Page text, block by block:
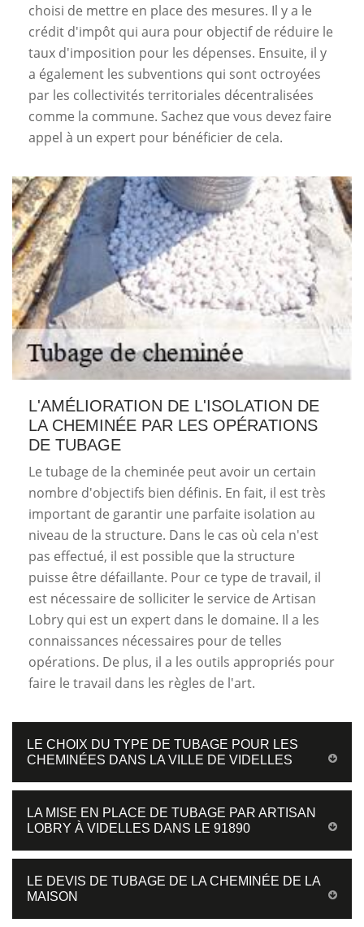
choisi de mettre en place des mesures. Il y a le
crédit d'impôt qui aura pour objectif de réduire le
taux d'imposition pour les dépenses. Ensuite, il y
a également les subventions qui sont octroyées
par les collectivités territoriales décentralisées
comme la commune. Sachez que vous devez faire
appel à un expert pour bénéficier de cela.
L'AMÉLIORATION DE L'ISOLATION DE
LA CHEMINÉE PAR LES OPÉRATIONS
DE TUBAGE
Le tubage de la cheminée peut avoir un certain
nombre d'objectifs bien définis. En fait, il est très
important de garantir une parfaite isolation au
niveau de la structure. Dans le cas où cela n'est
pas effectué, il est possible que la structure
puisse être défaillante. Pour ce type de travail, il
est nécessaire de solliciter le service de Artisan
Lobry qui est un expert dans le domaine. Il a les
connaissances nécessaires pour de telles
opérations. De plus, il a les outils appropriés pour
faire le travail dans les règles de l'art.
LE CHOIX DU TYPE DE TUBAGE POUR LES
CHEMINÉES DANS LA VILLE DE VIDELLES
LA MISE EN PLACE DE TUBAGE PAR ARTISAN
LOBRY À VIDELLES DANS LE 91890
LE DEVIS DE TUBAGE DE LA CHEMINÉE DE LA
MAISON